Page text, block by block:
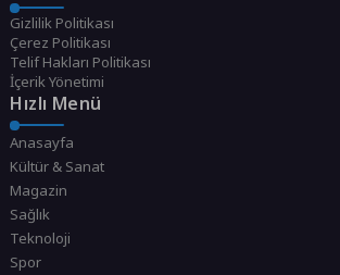
Gizlilik Politikası
Çerez Politikası
Telif Hakları Politikası
İçerik Yönetimi
Hızlı Menü
Anasayfa
Kültür & Sanat
Magazin
Sağlık
Teknoloji
Spor